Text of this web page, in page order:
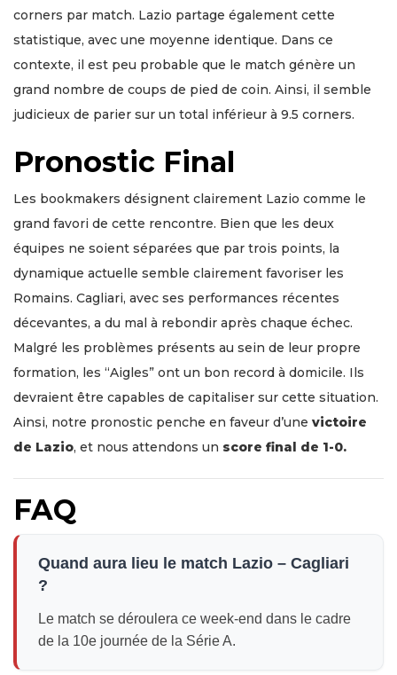
corners par match. Lazio partage également cette
statistique, avec une moyenne identique. Dans ce
contexte, il est peu probable que le match génère un
grand nombre de coups de pied de coin. Ainsi, il semble
judicieux de parier sur un total inférieur à 9.5 corners.
Pronostic Final
Les bookmakers désignent clairement Lazio comme le
grand favori de cette rencontre. Bien que les deux
équipes ne soient séparées que par trois points, la
dynamique actuelle semble clairement favoriser les
Romains. Cagliari, avec ses performances récentes
décevantes, a du mal à rebondir après chaque échec.
Malgré les problèmes présents au sein de leur propre
formation, les “Aigles” ont un bon record à domicile. Ils
devraient être capables de capitaliser sur cette situation.
Ainsi, notre pronostic penche en faveur d’une victoire
de Lazio, et nous attendons un score final de 1-0.
FAQ
Quand aura lieu le match Lazio – Cagliari
?
Le match se déroulera ce week-end dans le cadre
de la 10e journée de la Série A.